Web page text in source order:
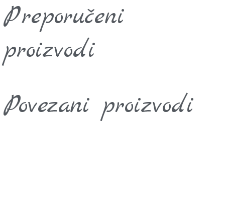
Preporučeni
proizvodi
Povezani proizvodi